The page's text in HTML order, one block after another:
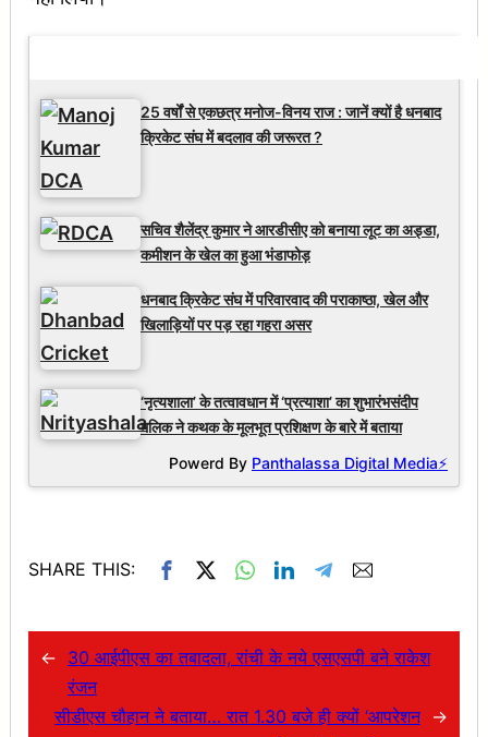
25 वर्षों से एकछत्र मनोज-विनय राज : जानें क्यों है धनबाद
क्रिकेट संघ में बदलाव की जरूरत ?
सचिव शैलेंद्र कुमार ने आरडीसीए को बनाया लूट का अड्डा,
कमीशन के खेल का हुआ भंडाफोड़
धनबाद क्रिकेट संघ में परिवारवाद की पराकाष्ठा, खेल और
खिलाड़ियों पर पड़ रहा गहरा असर
‘नृत्यशाला’ के तत्वावधान में ‘प्रत्याशा’ का शुभारंभसंदीप
मलिक ने कथक के मूलभूत प्रशिक्षण के बारे में बताया
Powerd By Panthalassa Digital Media⚡
SHARE THIS:
← 30 आईपीएस का तबादला, रांची के नये एसएसपी बने राकेश
रंजन
सीडीएस चौहान ने बताया… रात 1.30 बजे ही क्यों ‘आपरेशन →